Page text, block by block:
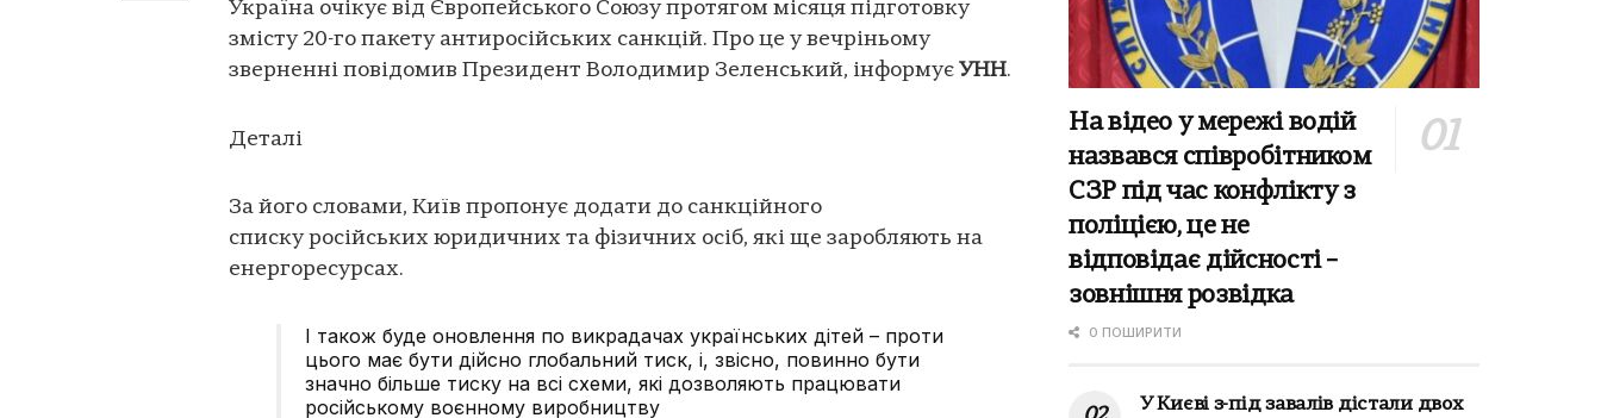
Україна очікує від Європейського Союзу протягом місяця підготовку
змісту 20-го пакету антиросійських санкцій. Про це у вечріньому
зверненні повідомив Президент Володимир Зеленський, інформує УНН.
Деталі
За його словами, Київ пропонує додати до санкційного
списку російських юридичних та фізичних осіб, які ще заробляють на
енергоресурсах.
І також буде оновлення по викрадачах українських дітей – проти
цього має бути дійсно глобальний тиск, і, звісно, повинно бути
значно більше тиску на всі схеми, які дозволяють працювати
російському воєнному виробництву
На відео у мережі водій
назвався співробітником
СЗР під час конфлікту з
поліцією, це не
відповідає дійсності –
зовнішня розвідка
0 ПОШИРИТИ
У Києві з-під завалів дістали двох